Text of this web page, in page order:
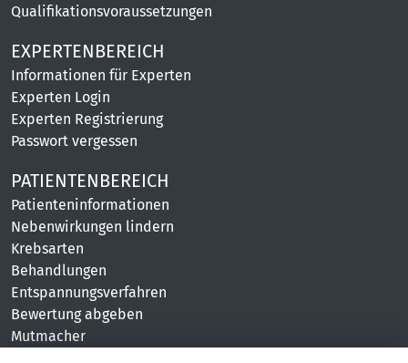
Qualifikationsvoraussetzungen
EXPERTENBEREICH
Informationen für Experten
Experten Login
Experten Registrierung
Passwort vergessen
PATIENTENBEREICH
Patienteninformationen
Nebenwirkungen lindern
Krebsarten
Behandlungen
Entspannungsverfahren
Bewertung abgeben
Mutmacher